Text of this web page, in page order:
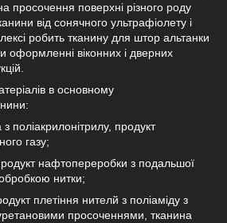
просочення поверхні різного роду
від сонячного ультрафіолету і
робить тканину для штор альтанки
оформленні віконних і дверних
в основному
поліакрилонітрилу, продукт
газу;
нафтопереробки з подальшої
обробкою нитки;
плетіння нителй з поліаміду з
просоченнями, тканина